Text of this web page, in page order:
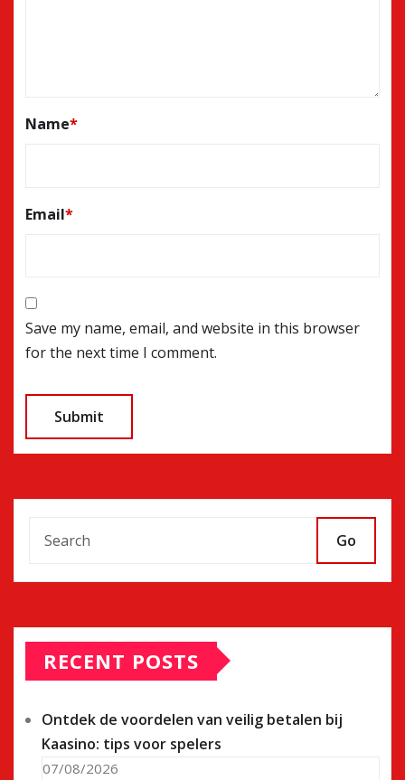
Name*
Email*
Save my name, email, and website in this browser
for the next time I comment.
Go
RECENT POSTS
Ontdek de voordelen van veilig betalen bij
Kaasino: tips voor spelers
07/08/2026